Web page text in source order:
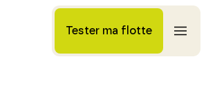
Tester ma flotte